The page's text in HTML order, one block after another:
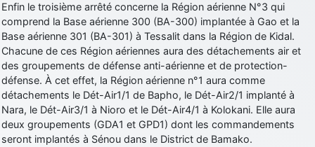
Enfin le troisième arrêté concerne la Région aérienne N°3 qui
comprend la Base aérienne 300 (BA-300) implantée à Gao et la
Base aérienne 301 (BA-301) à Tessalit dans la Région de Kidal.
Chacune de ces Région aériennes aura des détachements air et
des groupements de défense anti-aérienne et de protection-
défense. À cet effet, la Région aérienne n°1 aura comme
détachements le Dét-Air1/1 de Bapho, le Dét-Air2/1 implanté à
Nara, le Dét-Air3/1 à Nioro et le Dét-Air4/1 à Kolokani. Elle aura
deux groupements (GDA1 et GPD1) dont les commandements
seront implantés à Sénou dans le District de Bamako.